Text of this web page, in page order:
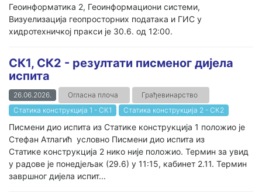
Геоинформатика 2, Геоинформациони системи,
Визуелизација геопросторних података и ГИС у
хидротехничкој пракси је 30.6. од 12:00.
СК1, СК2 - резултати писменог дијела
испита
26.06.2026. Огласна плоча
Грађевинарство
Статика конструкција 1 - СК1
Статика конструкција 2 - СК2
Писмени дио испита из Статике конструкција 1 положио је
Стефан Атлагић условно Писмени дио испита из
Статике конструкција 2 нико није положио. Термин за увид
у радове је понедјељак (29.6) у 11:15, кабинет 2.11. Термин
завршног дијела испит...